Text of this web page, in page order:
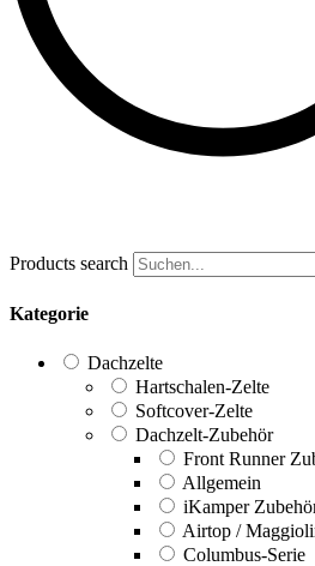
Products search
Kategorie
Dachzelte
Hartschalen-Zelte
Softcover-Zelte
Dachzelt-Zubehör
Front Runner
Allgemein
iKamper
Airtop /
Columbus-Serie